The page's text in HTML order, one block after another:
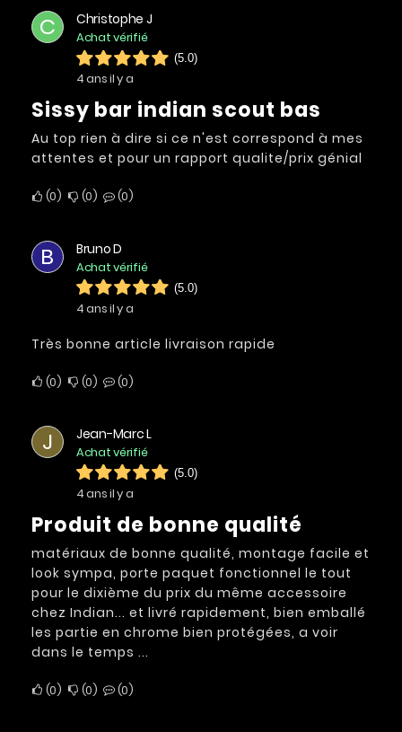
C Christophe J
Achat vérifié
(5.0)
4 ans il y a
Sissy bar indian scout bas
Au top rien à dire si ce n'est correspond à mes
attentes et pour un rapport qualite/prix génial
0 0 0
B Bruno D
Achat vérifié
(5.0)
4 ans il y a
Très bonne article livraison rapide
0 0 0
J Jean-Marc L
Achat vérifié
(5.0)
4 ans il y a
produit de bonne qualité
matériaux de bonne qualité, montage facile et
look sympa, porte paquet fonctionnel le tout
pour le dixième du prix du même accessoire
chez Indian... et livré rapidement, bien emballé
les partie en chrome bien protégées, a voir
dans le temps ...
0 0 0